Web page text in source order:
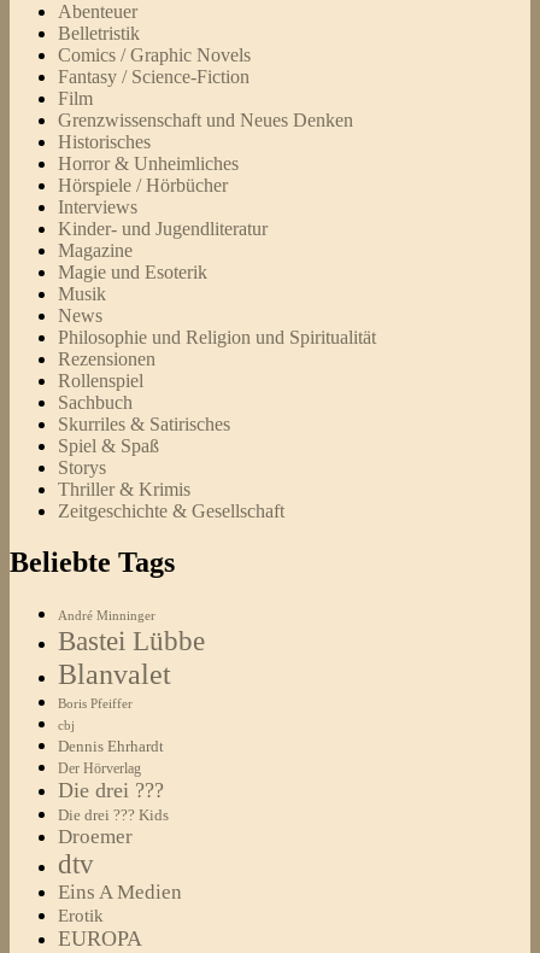
Abenteuer
Belletristik
Comics / Graphic Novels
Fantasy / Science-Fiction
Film
Grenzwissenschaft und Neues Denken
Historisches
Horror & Unheimliches
Hörspiele / Hörbücher
Interviews
Kinder- und Jugendliteratur
Magazine
Magie und Esoterik
Musik
News
Philosophie und Religion und Spiritualität
Rezensionen
Rollenspiel
Sachbuch
Skurriles & Satirisches
Spiel & Spaß
Storys
Thriller & Krimis
Zeitgeschichte & Gesellschaft
Beliebte Tags
André Minninger
Bastei Lübbe
Blanvalet
Boris Pfeiffer
cbj
Dennis Ehrhardt
Der Hörverlag
Die drei ???
Die drei ??? Kids
Droemer
dtv
Eins A Medien
Erotik
EUROPA